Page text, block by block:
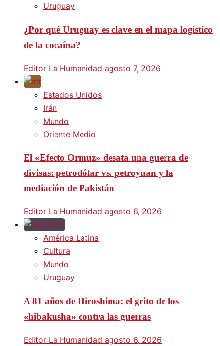
Uruguay
¿Por qué Uruguay es clave en el mapa logístico
de la cocaína?
Editor La Humanidad agosto 7, 2026
Estados Unidos
Irán
Mundo
Oriente Medio
El «Efecto Ormuz» desata una guerra de
divisas: petrodólar vs. petroyuan y la
mediación de Pakistán
Editor La Humanidad agosto 6, 2026
América Latina
Cultura
Mundo
Uruguay
A 81 años de Hiroshima: el grito de los
«hibakusha» contra las guerras
Editor La Humanidad agosto 6, 2026